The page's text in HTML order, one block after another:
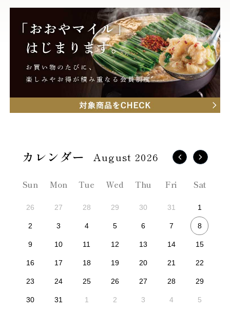
August 2026
Sun Mon Tue Wed Thu Fri Sat
26 27 28 29 30 31 1
2 3 4 5 6 7 8
9 10 11 12 13 14 15
16 17 18 19 20 21 22
23 24 25 26 27 28 29
30 31 1 2 3 4 5